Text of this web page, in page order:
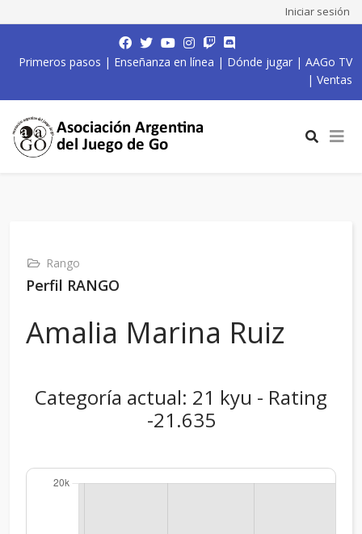
Iniciar sesión
Primeros pasos | Enseñanza en línea | Dónde jugar | AAGo TV
| Ventas
Rango
Perfil RANGO
Amalia Marina Ruiz
Categoría actual: 21 kyu - Rating
-21.635